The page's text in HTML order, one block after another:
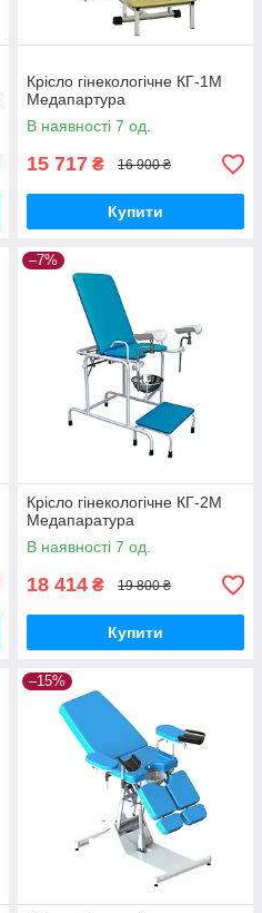
Крісло гінекологічне КГ-1М
Медапартура
В наявності 7 од.
15 717 ₴ 16 900 ₴
Купити
–7%
Крісло гінекологічне КГ-2М
Медапаратура
В наявності 7 од.
18 414 ₴ 19 800 ₴
Купити
–15%